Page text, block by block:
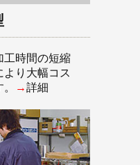
工時間の短縮
より大幅コス
→詳細